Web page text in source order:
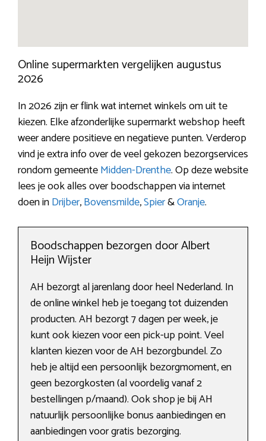
Online supermarkten vergelijken augustus
2026
In 2026 zijn er flink wat internet winkels om uit te
kiezen. Elke afzonderlijke supermarkt webshop heeft
weer andere positieve en negatieve punten. Verderop
vind je extra info over de veel gekozen bezorgservices
rondom gemeenteMidden-Drenthe. Op deze website
lees je ook alles over boodschappen via internet
doen inDrijber,Bovensmilde,Spier&Oranje.
Boodschappen bezorgen door Albert
Heijn Wijster
AH bezorgt al jarenlang door heel Nederland. In
de online winkel heb je toegang tot duizenden
producten. AH bezorgt 7 dagen per week, je
kunt ook kiezen voor een pick-up point. Veel
klanten kiezen voor de AH bezorgbundel. Zo
heb je altijd een persoonlijk bezorgmoment, en
geen bezorgkosten (al voordelig vanaf 2
bestellingen p/maand). Ook shop je bij AH
natuurlijk persoonlijke bonus aanbiedingen en
aanbiedingen voor gratis bezorging.